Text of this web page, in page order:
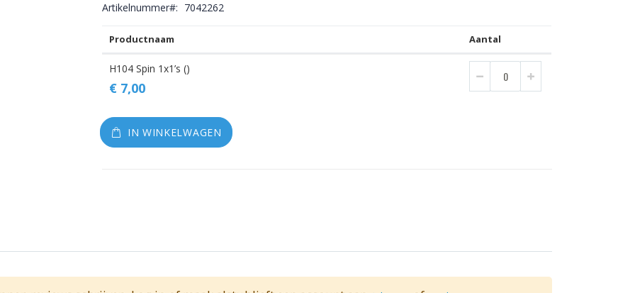
Artikelnummer 7042262
productitems
Productnaam Aantal
H104 Spin 1x1’s ()
€ 7,00
IN WINKELWAGEN